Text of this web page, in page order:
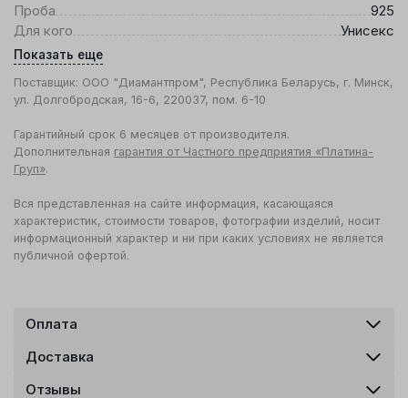
Проба
925
Для кого
Унисекс
Показать еще
Поставщик: ООО "Диамантпром", Республика Беларусь, г. Минск,
ул. Долгобродская, 16-6, 220037, пом. 6-10
Гарантийный срок 6 месяцев от производителя.
Дополнительная гарантия от Частного предприятия «Платина-
Груп».
Вся представленная на сайте информация, касающаяся
характеристик, стоимости товаров, фотографии изделий, носит
информационный характер и ни при каких условиях не является
публичной офертой.
Оплата
Доставка
Отзывы